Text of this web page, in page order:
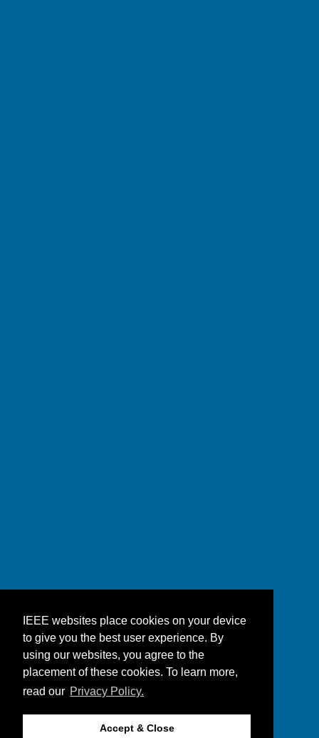
IEEE websites place cookies on your device
to give you the best user experience. By
using our websites, you agree to the
placement of these cookies. To learn more,
read our Privacy Policy.
Accept & Close